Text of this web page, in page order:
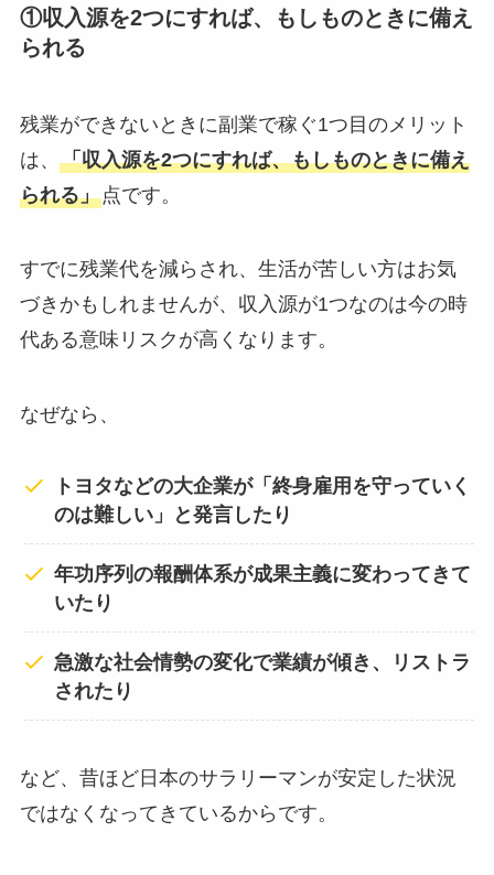
①収入源を2つにすれば、もしものときに備え
られる
残業ができないときに副業で稼ぐ1つ目のメリット
は、 「収入源を2つにすれば、もしものときに備え
られる」点です。
すでに残業代を減らされ、生活が苦しい方はお気
づきかもしれませんが、収入源が1つなのは今の時
代ある意味リスクが高くなります。
なぜなら、
トヨタなどの大企業が「終身雇用を守っていく
のは難しい」と発言したり
年功序列の報酬体系が成果主義に変わってきて
いたり
急激な社会情勢の変化で業績が傾き、リストラ
されたり
など、昔ほど日本のサラリーマンが安定した状況
ではなくなってきているからです。